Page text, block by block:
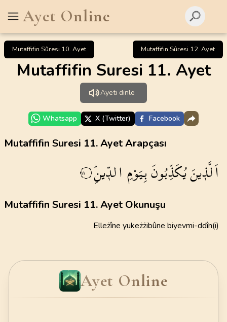
Ayet Online
Mutaffifin Sûresi 10. Ayet Mutaffifin Sûresi 12. Ayet
Mutaffifin Suresi 11. Ayet
Ayeti dinle
Whatsapp X (Twitter) Facebook
Mutaffifin Suresi 11. Ayet Arapçası
اَلَّذ۪ينَيُكَذِّبُونَبِيَوْمِالدّ۪ينِۜ ١١
Mutaffifin Suresi 11. Ayet Okunuşu
Elleżîne yukeżżibûne biyevmi-ddîn(i)
Ayet Online